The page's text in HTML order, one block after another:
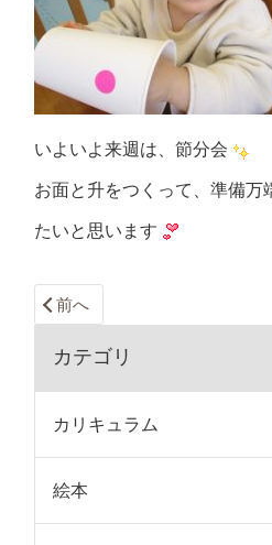
いよいよ来週は、節分会
お面と升をつくって、準備万
たいと思います
前へ
カテゴリ
カリキュラム
絵本